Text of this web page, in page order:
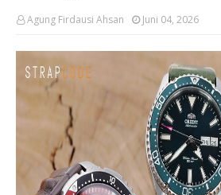
Agung Firdausi Ahsan Juni 04, 2026